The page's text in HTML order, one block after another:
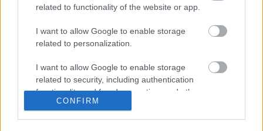
related to functionality of the website or app.
I want to allow Google to enable storage
related to personalization.
I want to allow Google to enable storage
related to security, including authentication
functionality and fraud prevention, and other
user protection.
CONFIRM
A teljes cikk itt olvasható.